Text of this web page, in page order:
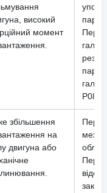
високий
момент
збільшення
на
двигуна або